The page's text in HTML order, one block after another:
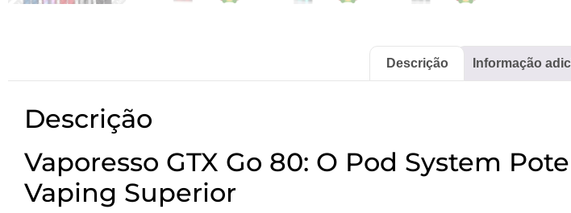
Descrição Informação
Descrição
Vaporesso GTX Go 80: O Pod System
Vaping Superior